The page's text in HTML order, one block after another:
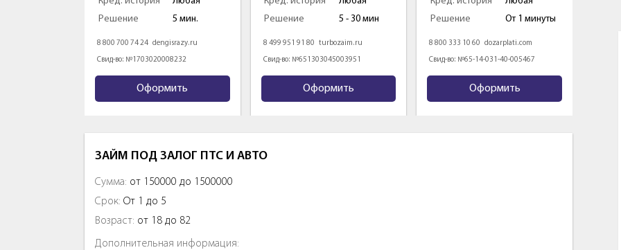
Решение
5 мин.
8 800 700 74 24 dengisrazy.ru
Свид-во: №1703020008232
Оформить
Решение
5 - 30 мин
8 499 951 91 80 turbozaim.ru
Свид-во: №651303045003951
Оформить
Решение
От 1 минуты
8 800 333 10 60 dozarplati.com
Свид-во: №65-14-031-40-005467
Оформить
ЗАЙМ ПОД ЗАЛОГ ПТС И АВТО
Сумма: от 150000 до 1500000
Срок: От 1 до 5
Возраст: от 18 до 82
Дополнительная информация: